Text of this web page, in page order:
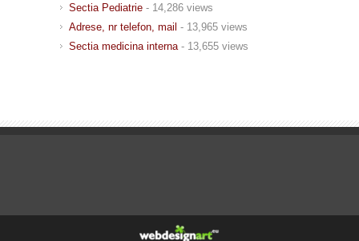
Sectia Pediatrie - 14,286 views
Adrese, nr telefon, mail - 13,965 views
Sectia medicina interna - 13,655 views